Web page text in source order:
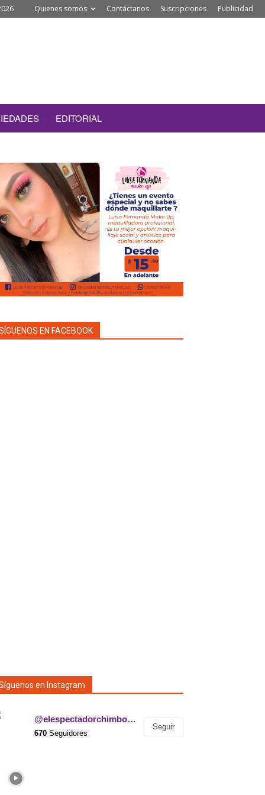
Quienes somos Contáctanos Suscripciones Publicidad
EDITORIAL
EN FACEBOOK
en Instagram
@elespectadorchimborazo
670 Seguidores
Seguir